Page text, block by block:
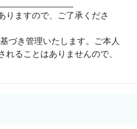
りますので、ご了承くださ
づき管理いたします。ご本人
ることはありませんので、